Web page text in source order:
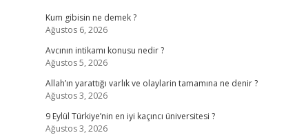
Kum gibisin ne demek ?
Ağustos 6, 2026
Avcının intikamı konusu nedir ?
Ağustos 5, 2026
Allah’ın yarattığı varlık ve olaylarin tamamına ne denir ?
Ağustos 3, 2026
9 Eylül Türkiye’nin en iyi kaçıncı üniversitesi ?
Ağustos 3, 2026